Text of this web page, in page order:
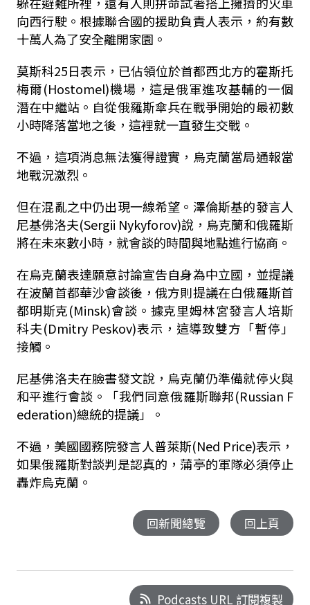
向西行駛。根據聯合國的援助負責人表示，約有數
十萬人為了安全離開家園。
莫斯科25日表示，已佔領位於首都西北方的霍斯托
梅爾(Hostomel)機場，這是俄軍進攻基輔的一個
潛在中繼站。自從俄羅斯傘兵在戰爭開始的最初數
小時降落當地之後，這裡就一直發生交戰。
不過，這項消息無法獲得證實，烏克蘭當局通報當
地戰況激烈。
但在混亂之中仍出現一線希望。澤倫斯基的發言人
尼基佛洛夫(Sergii Nykyforov)說，烏克蘭和俄羅斯
將在未來數小時，就會談的時間與地點進行協商。
在烏克蘭表達願意討論宣告自身為中立國，並提議
在波蘭首都華沙會談後，俄方則提議在白俄羅斯首
都明斯克(Minsk)會談。據克里姆林宮發言人培斯
科夫(Dmitry Peskov)表示，這導致雙方「暫停」
接觸。
尼基佛洛夫在臉書發文說，烏克蘭仍準備就停火與
和平進行會談。「我們同意俄羅斯聯邦(Russian F
ederation)總統的提議」。
不過，美國國務院發言人普萊斯(Ned Price)表示，
如果俄羅斯對談判是認真的，蒲亭的軍隊必須停止
轟炸烏克蘭。
回新聞總覽 回上頁
Podcasts URL 訂閱複製